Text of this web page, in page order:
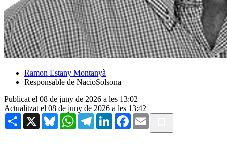
Ramon Estany Montanyà
Responsable de NacioSolsona
Publicat el 08 de juny de 2026 a les 13:02
Actualitzat el 08 de juny de 2026 a les 13:42
Share X BlueskyWhatsAppTelegramLinkedInFacebook
Email